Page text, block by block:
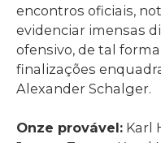
encontros oficiais,
evidenciar imensas
ofensivo, de tal
finalizações
Alexander Schalger.
Onze provável: Karl